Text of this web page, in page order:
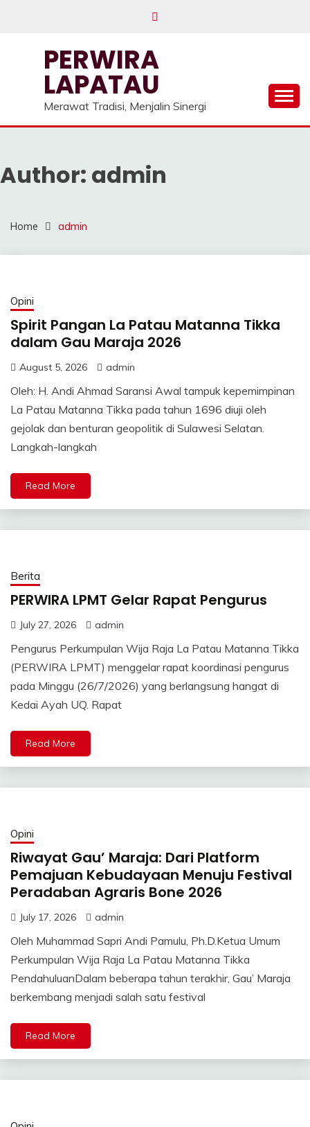
PERWIRA
LAPATAU
Merawat Tradisi, Menjalin Sinergi
Author: admin
Home admin
Opini
Spirit Pangan La Patau Matanna Tikka
dalam Gau Maraja 2026
August 5, 2026 admin
Oleh: H. Andi Ahmad Saransi Awal tampuk kepemimpinan
La Patau Matanna Tikka pada tahun 1696 diuji oleh
gejolak dan benturan geopolitik di Sulawesi Selatan.
Langkah-langkah
Read More
Berita
PERWIRA LPMT Gelar Rapat Pengurus
July 27, 2026 admin
Pengurus Perkumpulan Wija Raja La Patau Matanna Tikka
(PERWIRA LPMT) menggelar rapat koordinasi pengurus
pada Minggu (26/7/2026) yang berlangsung hangat di
Kedai Ayah UQ. Rapat
Read More
Opini
Riwayat Gau’ Maraja: Dari Platform
Pemajuan Kebudayaan Menuju Festival
Peradaban Agraris Bone 2026
July 17, 2026 admin
Oleh Muhammad Sapri Andi Pamulu, Ph.D.Ketua Umum
Perkumpulan Wija Raja La Patau Matanna Tikka
PendahuluanDalam beberapa tahun terakhir, Gau’ Maraja
berkembang menjadi salah satu festival
Read More